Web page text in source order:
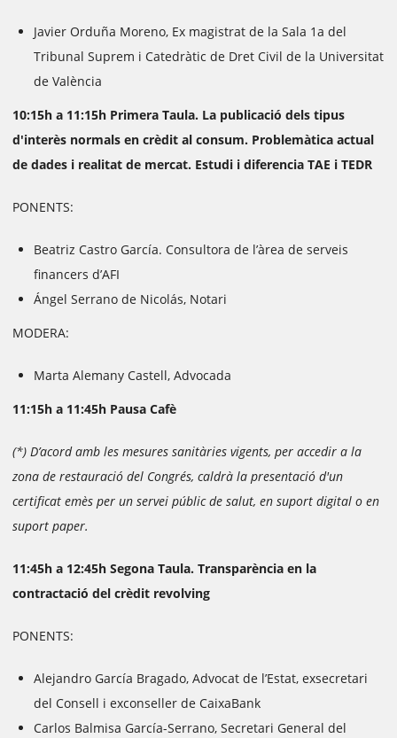
Javier Orduña Moreno, Ex magistrat de la Sala 1a del
Tribunal Suprem i Catedràtic de Dret Civil de la Universitat
de València
10:15h a 11:15h Primera Taula. La publicació dels tipus
d'interès normals en crèdit al consum. Problemàtica actual
de dades i realitat de mercat. Estudi i diferencia TAE i TEDR
PONENTS:
Beatriz Castro García. Consultora de l’àrea de serveis
financers d’AFI
Ángel Serrano de Nicolás, Notari
MODERA:
Marta Alemany Castell, Advocada
11:15h a 11:45h Pausa Cafè
(*) D’acord amb les mesures sanitàries vigents, per accedir a la
zona de restauració del Congrés, caldrà la presentació d'un
certificat emès per un servei públic de salut, en suport digital o en
suport paper.
11:45h a 12:45h Segona Taula. Transparència en la
contractació del crèdit revolving
PONENTS:
Alejandro García Bragado, Advocat de l’Estat, exsecretari
del Consell i exconseller de CaixaBank
Carlos Balmisa García-Serrano, Secretari General del